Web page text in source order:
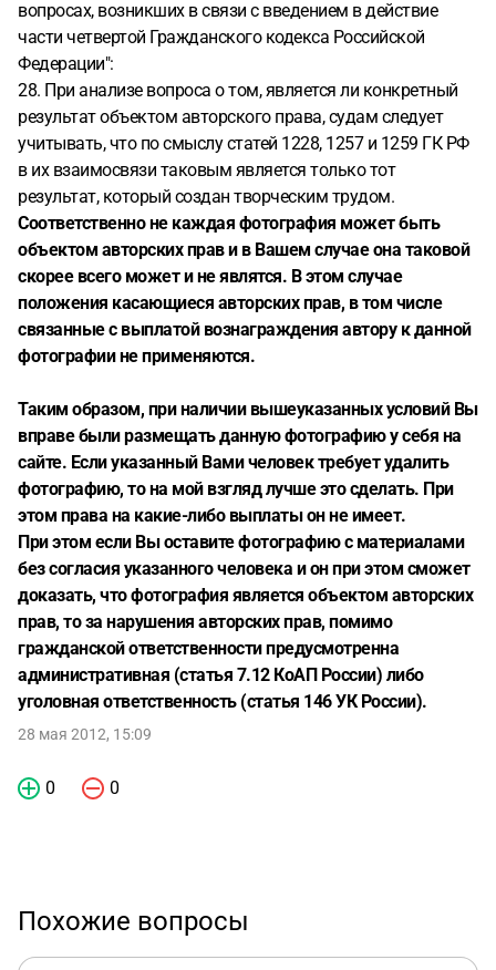
вопросах, возникших в связи с введением в действие
части четвертой Гражданского кодекса Российской
Федерации":
28. При анализе вопроса о том, является ли конкретный
результат объектом авторского права, судам следует
учитывать, что по смыслу статей 1228, 1257 и 1259 ГК РФ
в их взаимосвязи таковым является только тот
результат, который создан творческим трудом.
Соответственно не каждая фотография может быть
объектом авторских прав и в Вашем случае она таковой
скорее всего может и не являтся. В этом случае
положения касающиеся авторских прав, в том числе
связанные с выплатой вознаграждения автору к данной
фотографии не применяются.
Таким образом, при наличии вышеуказанных условий Вы
вправе были размещать данную фотографию у себя на
сайте. Если указанный Вами человек требует удалить
фотографию, то на мой взгляд лучше это сделать. При
этом права на какие-либо выплаты он не имеет.
При этом если Вы оставите фотографию с материалами
без согласия указанного человека и он при этом сможет
доказать, что фотография является объектом авторских
прав, то за нарушения авторских прав, помимо
гражданской ответственности предусмотренна
административная (статья 7.12 КоАП России) либо
уголовная ответственность (статья 146 УК России).
28 мая 2012, 15:09
0 0
Похожие вопросы